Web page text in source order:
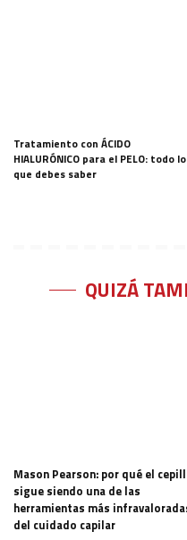
Tratamiento con ÁCIDO
HIALURÓNICO para el PELO: todo lo
que debes saber
QUIZÁ
Mason Pearson: por qué el
sigue siendo una de las
herramientas más
del cuidado capilar